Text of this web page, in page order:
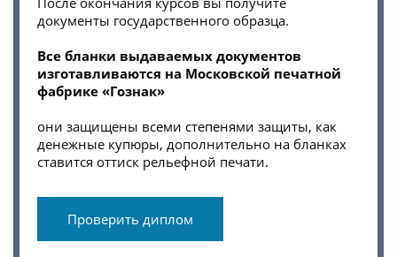
документы государственного образца.
Все бланки выдаваемых документов
изготавливаются на Московской печатной
фабрике «Гознак»
они защищены всеми степенями защиты, как
денежные купюры, дополнительно на бланках
ставится оттиск рельефной печати.
Проверить диплом